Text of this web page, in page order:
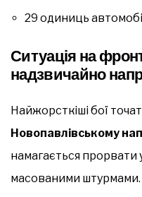
29 одиниць
Ситуація на
надзвичайно
Найжорсткіші бої
Новопавлівському
намагається прорвати
масованими штурмами.